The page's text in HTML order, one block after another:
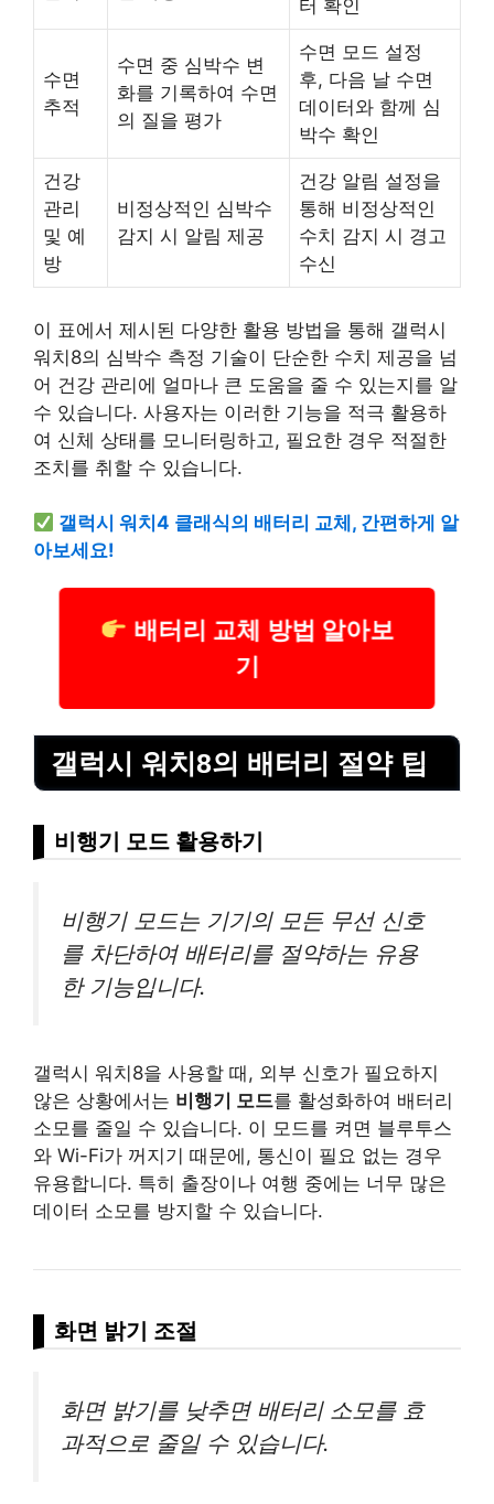
터 확인
수면
추적
수면 중 심박수 변
화를 기록하여 수면
의 질을 평가
수면 모드 설정
후, 다음 날 수면
데이터와 함께 심
박수 확인
건강
관리
및 예
방
비정상적인 심박수
감지 시 알림 제공
건강 알림 설정을
통해 비정상적인
수치 감지 시 경고
수신
이 표에서 제시된 다양한 활용 방법을 통해 갤럭시
워치8의 심박수 측정 기술이 단순한 수치 제공을 넘
어 건강 관리에 얼마나 큰 도움을 줄 수 있는지를 알
수 있습니다. 사용자는 이러한 기능을 적극 활용하
여 신체 상태를 모니터링하고, 필요한 경우 적절한
조치를 취할 수 있습니다.
갤럭시 워치4 클래식의 배터리 교체, 간편하게 알
아보세요!
배터리 교체 방법 알아보
기
갤럭시 워치8의 배터리 절약 팁
비행기 모드 활용하기
비행기 모드는 기기의 모든 무선 신호
를 차단하여 배터리를 절약하는 유용
한 기능입니다.
갤럭시 워치8을 사용할 때, 외부 신호가 필요하지
않은 상황에서는 비행기 모드를 활성화하여 배터리
소모를 줄일 수 있습니다. 이 모드를 켜면 블루투스
와 Wi-Fi가 꺼지기 때문에, 통신이 필요 없는 경우
유용합니다. 특히 출장이나 여행 중에는 너무 많은
데이터 소모를 방지할 수 있습니다.
화면 밝기 조절
화면 밝기를 낮추면 배터리 소모를 효
과적으로 줄일 수 있습니다.